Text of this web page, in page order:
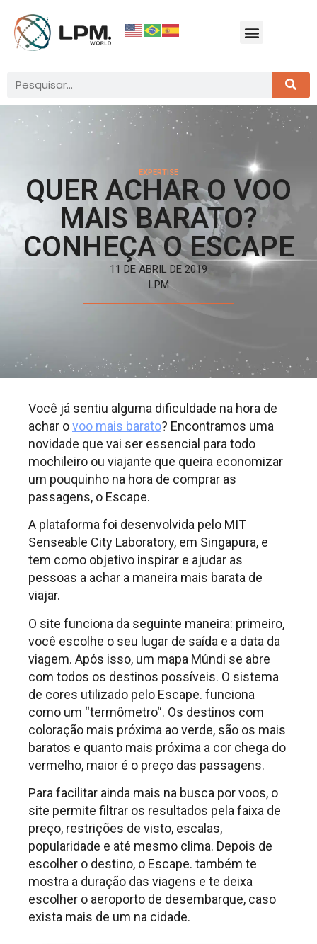
EXPERTISE
QUER ACHAR O VOO
MAIS BARATO?
CONHEÇA O ESCAPE
11 DE ABRIL DE 2019
LPM
Você já sentiu alguma dificuldade na hora de
achar ovoo mais barato? Encontramos uma
novidade que vai ser essencial para todo
mochileiro ou viajante que queira economizar
um pouquinho na hora de comprar as
passagens, o Escape.
A plataforma foi desenvolvida pelo MIT
Senseable City Laboratory, em Singapura, e
tem como objetivo inspirar e ajudar as
pessoas a achar a maneira mais barata de
viajar.
O site funciona da seguinte maneira: primeiro,
você escolhe o seu lugar de saída e a data da
viagem. Após isso, um mapa Múndi se abre
com todos os destinos possíveis. O sistema
de cores utilizado pelo Escape. funciona
como um “termômetro“. Os destinos com
coloração mais próxima ao verde, são os mais
baratos e quanto mais próxima a cor chega do
vermelho, maior é o preço das passagens.
Para facilitar ainda mais na busca por voos, o
site permite filtrar os resultados pela faixa de
preço, restrições de visto, escalas,
popularidade e até mesmo clima. Depois de
escolher o destino, o Escape. também te
mostra a duração das viagens e te deixa
escolher o aeroporto de desembarque, caso
exista mais de um na cidade.